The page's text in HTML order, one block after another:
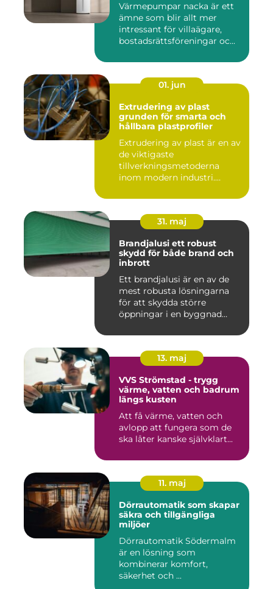
Värmepumpar nacka är ett
ämne som blir allt mer
intressant för villaägare,
bostadsrättsföreningar oc...
01. jun
Extrudering av plast
grunden för smarta och
hållbara plastprofiler
Extrudering av plast är en av
de viktigaste
tillverkningsmetoderna
inom modern industri.
31. maj
Brandjalusi ett robust
skydd för både brand och
inbrott
Ett brandjalusi är en av de
mest robusta lösningarna
för att skydda större
öppningar i en byggnad
13. maj
VVS Strömstad - trygg
värme, vatten och badrum
längs kusten
Att få värme, vatten och
avlopp att fungera som de
ska låter kanske självklart...
11. maj
Dörrautomatik som skapar
säkra och tillgängliga
miljöer
Dörrautomatik Södermalm
är en lösning som
kombinerar komfort,
säkerhet och ...